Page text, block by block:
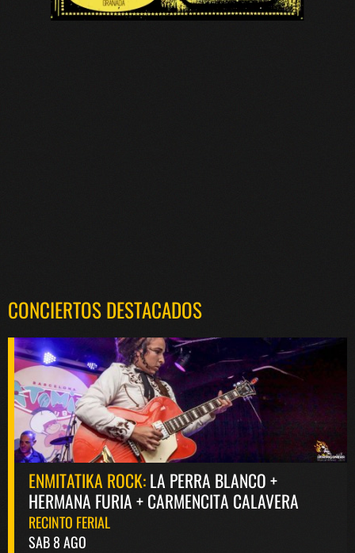
CONCIERTOS DESTACADOS
ENMITATIKA ROCK:LA PERRA BLANCO +
HERMANA FURIA + CARMENCITA CALAVERA
RECINTO FERIAL
SAB 8 AGO